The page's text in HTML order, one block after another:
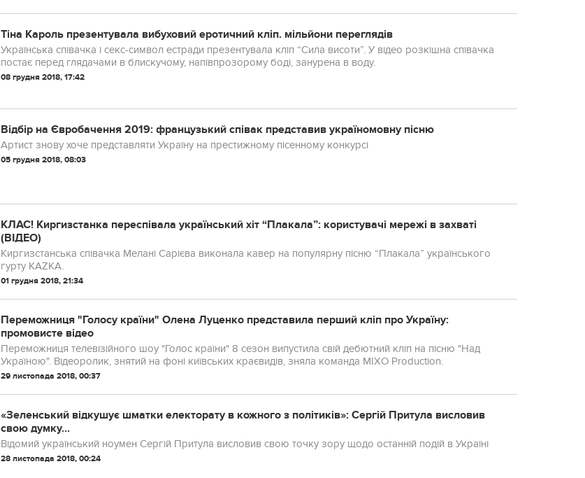
Тіна Кароль презентувала вибуховий еротичний кліп. мільйони переглядів
Українська співачка і секс-символ естради презентувала кліп “Сила висоти”. У відео розкішна співачка
постає перед глядачами в блискучому, напівпрозорому боді, занурена в воду.
08 грудня 2018, 17:42
Відбір на Євробачення 2019: французький співак представив україномовну пісню
Артист знову хоче представляти Україну на престижному пісенному конкурсі
05 грудня 2018, 08:03
КЛАС! Киргизстанка переспівала український хіт “Плакала”: користувачі мережі в захваті
(ВІДЕО)
Киргизстанська співачка Мелані Сарієва виконала кавер на популярну пісню “Плакала” українського
гурту KAZKA.
01 грудня 2018, 21:34
Переможниця "Голосу країни" Олена Луценко представила перший кліп про Україну:
промовисте відео
Переможниця телевізійного шоу "Голос країни" 8 сезон випустила свій дебютний кліп на пісню "Над
Україною". Відеоролик, знятий на фоні київських краєвидів, зняла команда MIXO Production.
29 листопада 2018, 00:37
«Зеленський відкушує шматки електорату в кожного з політиків»: Сергій Притула висловив
свою думку...
Відомий український ноумен Сергій Притула висловив свою точку зору щодо останній подій в Україні
28 листопада 2018, 00:24